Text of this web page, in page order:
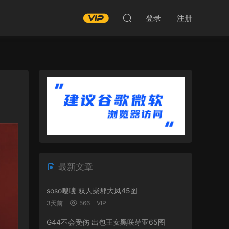
登录 注册
最新文章
soso嗖嗖 双人柴郡大凤45图
3天前 566 VIP
G44不会受伤 出包王女黑咲芽亚65图